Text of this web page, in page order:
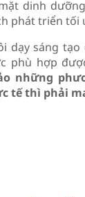
dinh
phát triển tối
dạy sáng
phù hợp
những
tế thì phải